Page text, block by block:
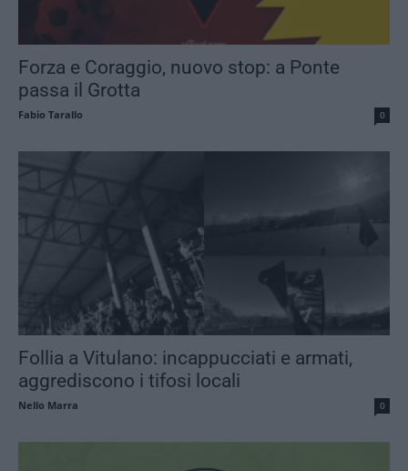
Forza e Coraggio, nuovo stop: a Ponte
passa il Grotta
Fabio Tarallo 0
Follia a Vitulano: incappucciati e armati,
aggrediscono i tifosi locali
Nello Marra 0